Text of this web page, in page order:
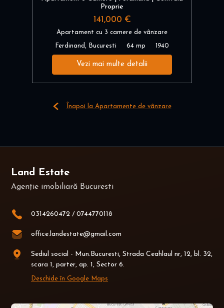
Proprie
141,000 €
Apartament cu 3 camere de vânzare
Ferdinand, Bucuresti 64 mp 1940
Vezi mai multe detalii
Înapoi la Apartamente de vânzare
Land Estate
Agenție imobiliară Bucuresti
0314260472 / 0744770118
office.landestate@gmail.com
Sediul social - Mun.Bucuresti, Strada Ceahlaul nr, 12, bl. 32,
scara 1, parter, ap. 1, Sector 6.
Deschide în Google Maps